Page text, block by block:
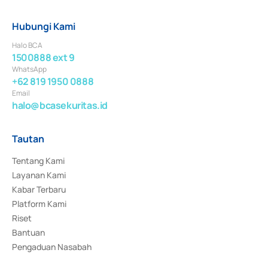
Hubungi Kami
Halo BCA
1500888 ext 9
WhatsApp
+62 819 1950 0888
Email
halo@bcasekuritas.id
Tautan
Tentang Kami
Layanan Kami
Kabar Terbaru
Platform Kami
Riset
Bantuan
Pengaduan Nasabah